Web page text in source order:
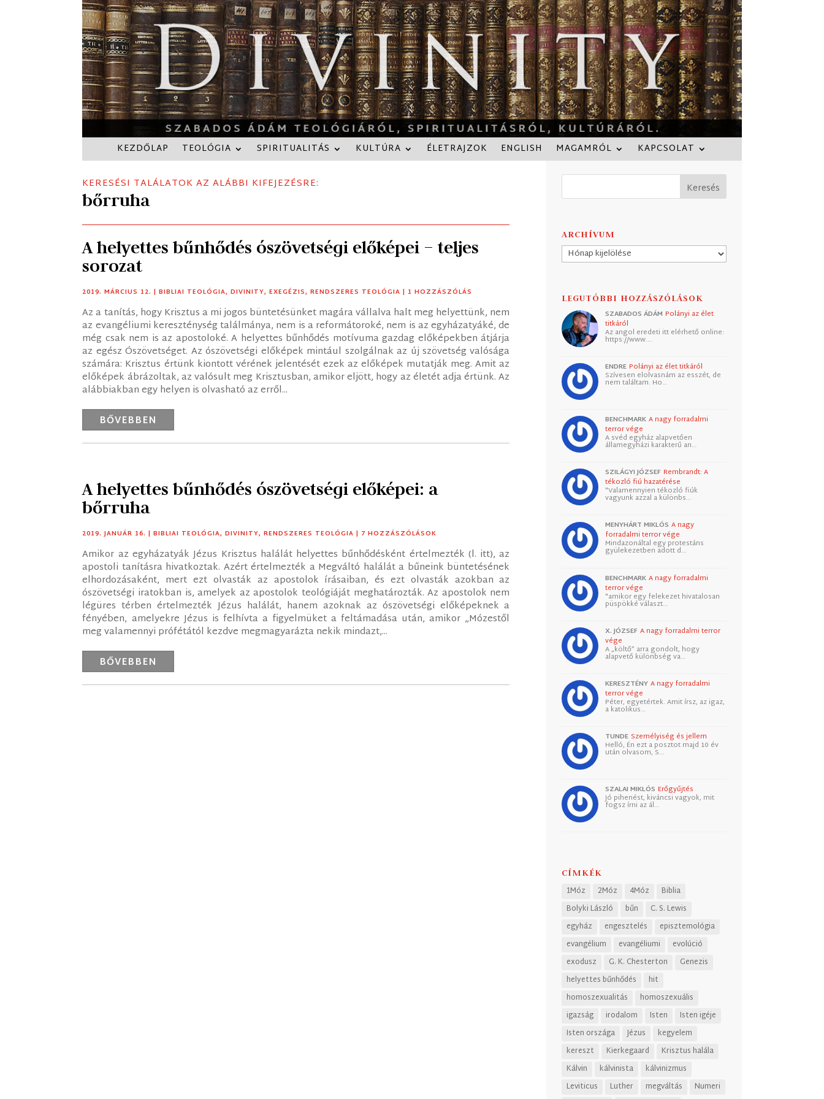
KEZDŐLAP TEOLÓGIA SPIRITUALITÁS KULTÚRA ÉLETRAJZOK ENGLISH MAGAMRÓL KAPCSOLAT
KERESÉSI TALÁLATOK AZ ALÁBBI KIFEJEZÉSRE:
bőrruha
A helyettes bűnhődés ószövetségi előképei – teljes
sorozat
2019. MÁRCIUS 12. |BIBLIAI TEOLÓGIA,DIVINITY,EXEGÉZIS,RENDSZERES TEOLÓGIA | 1 HOZZÁSZÓLÁS
Az a tanítás, hogy Krisztus a mi jogos büntetésünket magára vállalva halt meg helyettünk, nem
az evangéliumi kereszténység találmánya, nem is a reformátoroké, nem is az egyházatyáké, de
még csak nem is az apostoloké. A helyettes bűnhődés motívuma gazdag előképekben átjárja
az egész Ószövetséget. Az ószövetségi előképek mintául szolgálnak az új szövetség valósága
számára: Krisztus értünk kiontott vérének jelentését ezek az előképek mutatják meg. Amit az
előképek ábrázoltak, az valósult meg Krisztusban, amikor eljött, hogy az életét adja értünk. Az
alábbiakban egy helyen is olvasható az erről...
BŐVEBBEN
A helyettes bűnhődés ószövetségi előképei: a
bőrruha
2019. JANUÁR 16. |BIBLIAI TEOLÓGIA,DIVINITY,RENDSZERES TEOLÓGIA | 7 HOZZÁSZÓLÁSOK
Amikor az egyházatyák Jézus Krisztus halálát helyettes bűnhődésként értelmezték (l. itt), az
apostoli tanításra hivatkoztak. Azért értelmezték a Megváltó halálát a bűneink büntetésének
elhordozásaként, mert ezt olvasták az apostolok írásaiban, és ezt olvasták azokban az
ószövetségi iratokban is, amelyek az apostolok teológiáját meghatározták. Az apostolok nem
légüres térben értelmezték Jézus halálát, hanem azoknak az ószövetségi előképeknek a
fényében, amelyekre Jézus is felhívta a figyelmüket a feltámadása után, amikor „Mózestől
meg valamennyi prófétától kezdve megmagyarázta nekik mindazt,...
BŐVEBBEN
ARCHÍVUM
Archívum
LEGUTÓBBI HOZZÁSZÓLÁSOK
SZABADOS ÁDÁM Polányi az élet
titkáról
Az angol eredeti itt elérhető online:
https://www.…
ENDRE Polányi az élet titkáról
Szívesen elolvasnám az esszét, de
nem találtam. Ho…
BENCHMARK A nagy forradalmi
terror vége
A svéd egyház alapvetően
államegyházi karakterű an…
SZILÁGYI JÓZSEF Rembrandt: A
tékozló fiú hazatérése
"Valamennyien tékozló fiúk
vagyunk azzal a különbs…
MENYHÁRT MIKLÓS A nagy
forradalmi terror vége
Mindazonáltal egy protestáns
gyülekezetben adott d…
BENCHMARK A nagy forradalmi
terror vége
"amikor egy felekezet hivatalosan
püspökké választ…
X. JÓZSEF A nagy forradalmi terror
vége
A „költő” arra gondolt, hogy
alapvető különbség va…
KERESZTÉNY A nagy forradalmi
terror vége
Péter, egyetértek. Amit írsz, az igaz,
a katolikus…
TUNDE Személyiség és jellem
Helló, Én ezt a posztot majd 10 év
után olvasom, S…
SZALAI MIKLÓS Erőgyűjtés
Jó pihenést, kiváncsi vagyok, mit
fogsz írni az ál…
CÍMKÉK
1Móz 2Móz 4Móz
Biblia
Bolyki László
bűn
C. S. Lewis
egyház
engesztelés
episztemológia
evangélium
evangéliumi
evolúció
exodusz
G. K. Chesterton
Genezis
helyettes bűnhődés
hit
homoszexualitás
homoszexuális
igazság
irodalom Isten
Isten igéje
Isten országa
Jézus
kegyelem
kereszt
Kierkegaard
Krisztus halála
Kálvin
kálvinista
kálvinizmus
Leviticus
Luther megváltás
Numeri